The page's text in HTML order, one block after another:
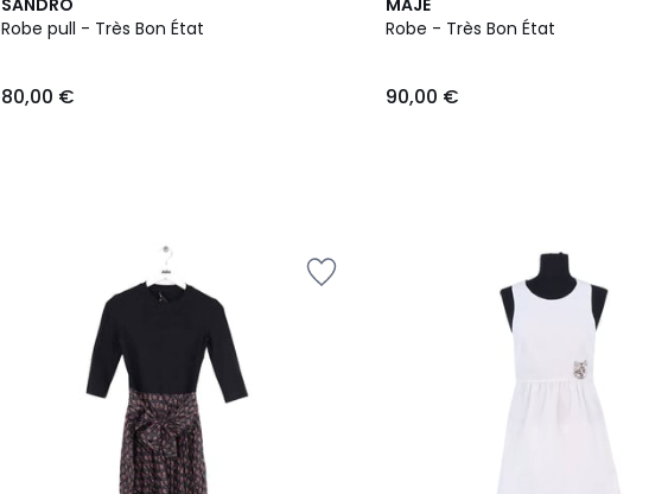
SANDRO
Robe pull - Très Bon État
80,00 €
MAJE
Robe - Très Bon État
90,00 €